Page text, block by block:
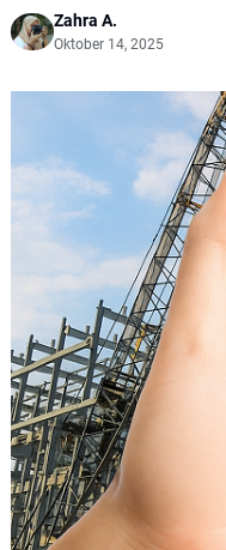
Zahra A.
Oktober 14, 2025